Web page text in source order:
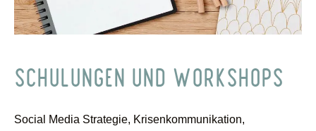
SCHULUNGEN UND WORKSHOPS
Social Media Strategie, Krisenkommunikation,